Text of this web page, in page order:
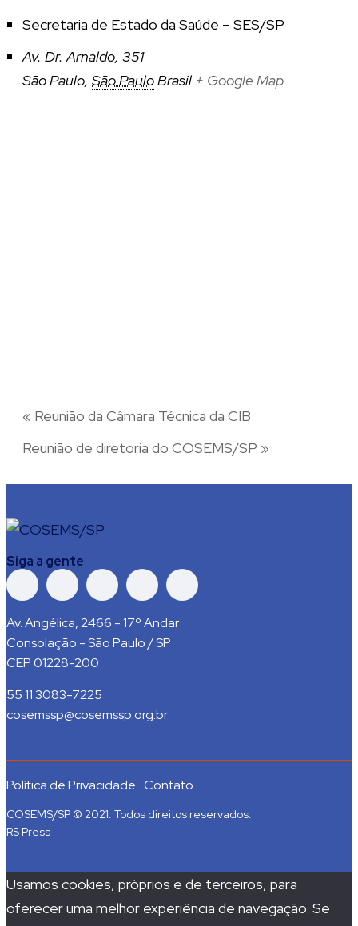
Secretaria de Estado da Saúde – SES/SP
Av. Dr. Arnaldo, 351
São Paulo, São PauloBrasil + Google Map
« Reunião da Câmara Técnica da CIB
Reunião de diretoria do COSEMS/SP »
Siga a gente
Av. Angélica, 2466 - 17º Andar
Consolação - São Paulo / SP
CEP 01228-200
55 11 3083-7225
cosemssp@cosemssp.org.br
Política de Privacidade Contato
COSEMS/SP © 2021. Todos direitos reservados.
RS Press
Usamos cookies, próprios e de terceiros, para
oferecer uma melhor experiência de navegação. Se